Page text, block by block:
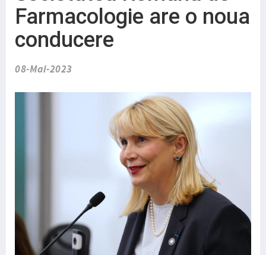
Farmacologie are o noua
conducere
08-Mai-2023